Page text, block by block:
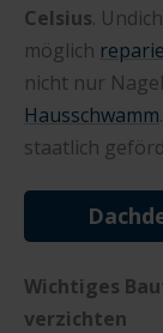
Celsius.
möglich
nicht nur
Hausschwamm.
staatlich
Wichtiges
verzichten